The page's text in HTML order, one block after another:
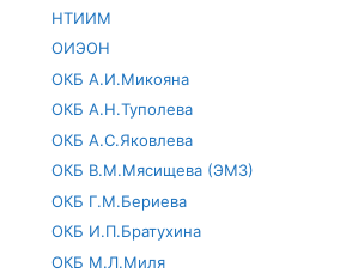
НТИИМ
ОИЭОН
ОКБ А.И.Микояна
ОКБ А.Н.Туполева
ОКБ А.С.Яковлева
ОКБ В.М.Мясищева (ЭМЗ)
ОКБ Г.М.Бериева
ОКБ И.П.Братухина
ОКБ М.Л.Миля